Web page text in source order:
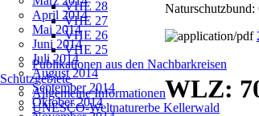
VHE 28
VHE 27
VHE 26
VHE 25
Publikationen aus den Nachbarkreisen
Schutzgebiete
Allgemeine Informationen
UNESCO-Weltnaturerbe Kellerwald
April 2014
Mai 2014
Juni 2014
Juli 2014
August 2014
September 2014
Oktober 2014
WLZ: